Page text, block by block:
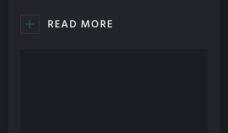
READ MORE